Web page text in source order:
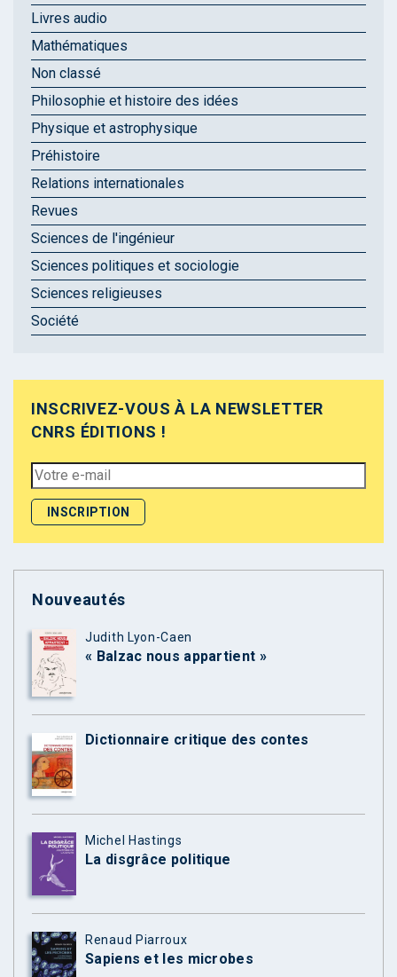
Livres audio
Mathématiques
Non classé
Philosophie et histoire des idées
Physique et astrophysique
Préhistoire
Relations internationales
Revues
Sciences de l'ingénieur
Sciences politiques et sociologie
Sciences religieuses
Société
INSCRIVEZ-VOUS À LA NEWSLETTER
CNRS ÉDITIONS !
Nouveautés
Judith Lyon-Caen
« Balzac nous appartient »
Dictionnaire critique des contes
Michel Hastings
La disgrâce politique
Renaud Piarroux
Sapiens et les microbes